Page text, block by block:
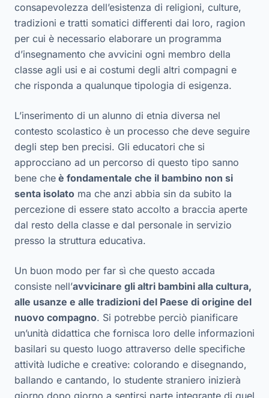
consapevolezza dell’esistenza di religioni, culture,
tradizioni e tratti somatici differenti dai loro, ragion
per cui è necessario elaborare un programma
d’insegnamento che avvicini ogni membro della
classe agli usi e ai costumi degli altri compagni e
che risponda a qualunque tipologia di esigenza.
L’inserimento di un alunno di etnia diversa nel
contesto scolastico è un processo che deve seguire
degli step ben precisi. Gli educatori che si
approcciano ad un percorso di questo tipo sanno
bene che è fondamentale che il bambino non si
senta isolato ma che anzi abbia sin da subito la
percezione di essere stato accolto a braccia aperte
dal resto della classe e dal personale in servizio
presso la struttura educativa.
Un buon modo per far sì che questo accada
consiste nell’avvicinare gli altri bambini alla cultura,
alle usanze e alle tradizioni del Paese di origine del
nuovo compagno. Si potrebbe perciò pianificare
un’unità didattica che fornisca loro delle informazioni
basilari su questo luogo attraverso delle specifiche
attività ludiche e creative: colorando e disegnando,
ballando e cantando, lo studente straniero inizierà
giorno dopo giorno a sentirsi parte integrante di quel